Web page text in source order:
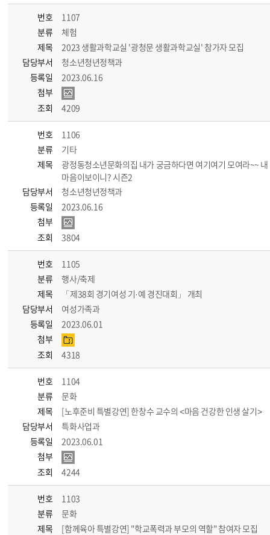
번호
1107
분류
체험
제목
2023 생활과학교실 '광청문 생활과학교실' 참가자 모집
담당부서
청소년청년정책과
등록일
2023.06.16
첨부
조회
4209
번호
1106
분류
기타
제목
광정동청소년문화의집 내가 궁금하다면 여기여기 모여라~~ 내
마음이보이니? 시즌2
담당부서
청소년청년정책과
등록일
2023.06.16
첨부
조회
3804
번호
1105
분류
행사/축제
제목
「제38회 경기여성 기·예 경진대회」 개최
담당부서
여성가족과
등록일
2023.06.01
첨부
조회
4318
번호
1104
분류
문화
제목
[노후준비 특별강연] 한창수 교수의 <마음 건강한 인생 살기>
담당부서
특화사업과
등록일
2023.06.01
첨부
조회
4244
번호
1103
분류
문화
제목
[함께육아 특별강연] "학교폭력과 부모의 역할" 참여자 모집